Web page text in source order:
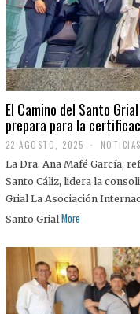
El Camino del Santo
prepara para la
22 AGOSTO, 2025
2
A
G
O
S
2
5
NOTICIAS
La Dra. Ana Mafé García,
Santo Cáliz, lidera la
Grial La Asociación
Santo Grial More